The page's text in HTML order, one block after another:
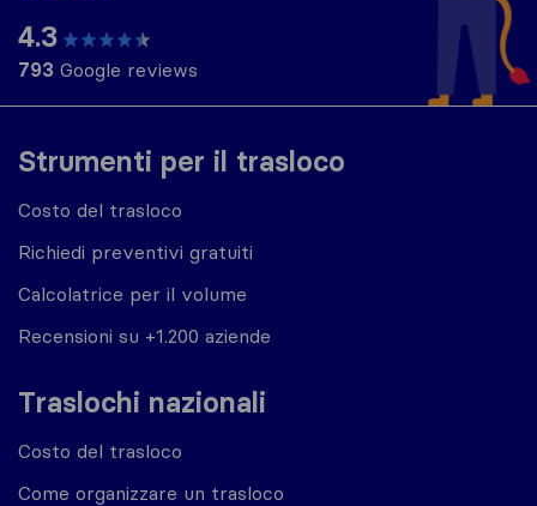
Strumenti per il trasloco
Costo del trasloco
Richiedi preventivi gratuiti
Calcolatrice per il volume
Recensioni su +1.200 aziende
Traslochi nazionali
Costo del trasloco
Come organizzare un trasloco
4.3
793 Google reviews